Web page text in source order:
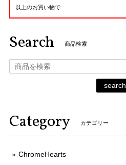
以上のお買い物で
Search 商品検索
search
Category カテゴリー
ChromeHearts